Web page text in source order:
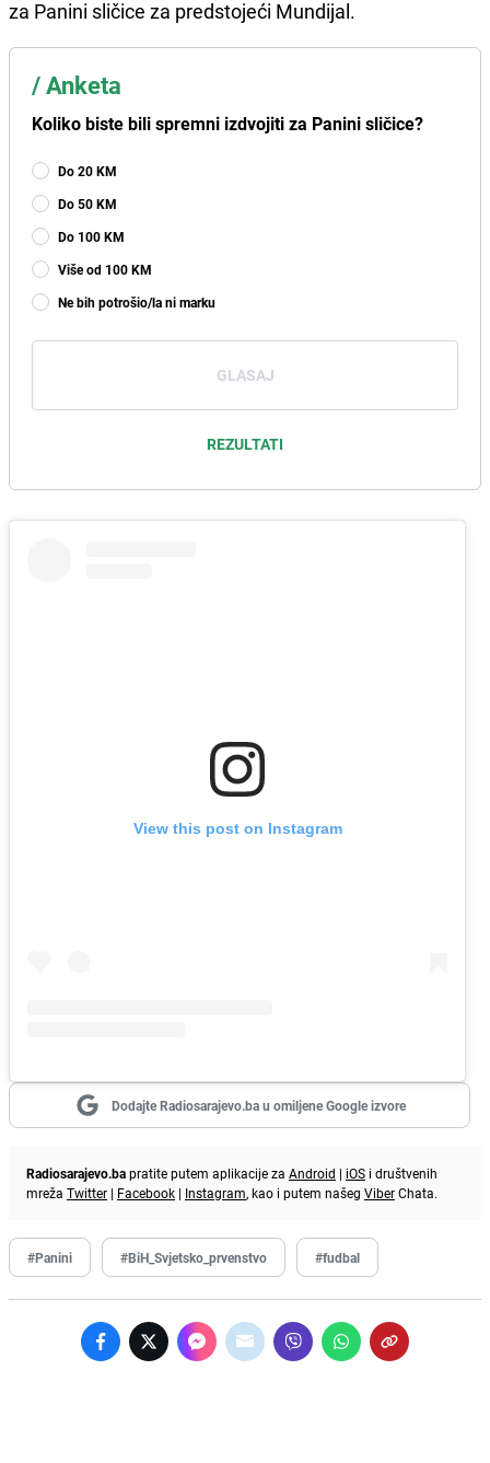
za Panini sličice za predstojeći Mundijal.
/Anketa
Koliko biste bili spremni izdvojiti za Panini sličice?
Do 20 KM
Do 50 KM
Do 100 KM
Više od 100 KM
Ne bih potrošio/la ni marku
GLASAJ
REZULTATI
View this post on Instagram
Dodajte Radiosarajevo.ba u omiljene Google izvore
Radiosarajevo.bapratite putem aplikacije za Android | iOS i društvenih
mreža Twitter | Facebook | Instagram, kao i putem našeg ViberChata.
#Panini #BiH_Svjetsko_prvenstvo #fudbal